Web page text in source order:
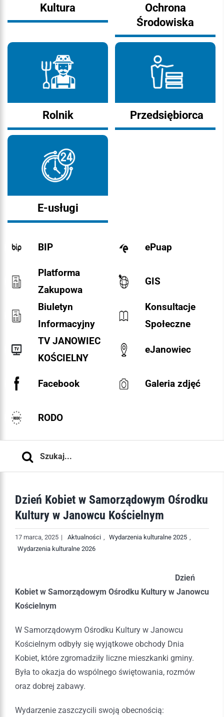
Kultura
Ochrona
Środowiska
Rolnik Przedsiębiorca
E-usługi
BIP ePuap
Platforma
Zakupowa
GIS
Biuletyn
Informacyjny
Konsultacje
Społeczne
TV JANOWIEC
KOŚCIELNY
eJanowiec
Facebook Galeria zdjęć
RODO
Dzień Kobiet w Samorządowym Ośrodku
Kultury w Janowcu Kościelnym
17 marca, 2025 | Aktualności Wydarzenia kulturalne 2025
Wydarzenia kulturalne 2026
Dzień
Kobiet w Samorządowym Ośrodku Kultury w Janowcu
Kościelnym
W Samorządowym Ośrodku Kultury w Janowcu
Kościelnym odbyły się wyjątkowe obchody Dnia
Kobiet, które zgromadziły liczne mieszkanki gminy.
Była to okazja do wspólnego świętowania, rozmów
oraz dobrej zabawy.
Wydarzenie zaszczycili swoją obecnością: